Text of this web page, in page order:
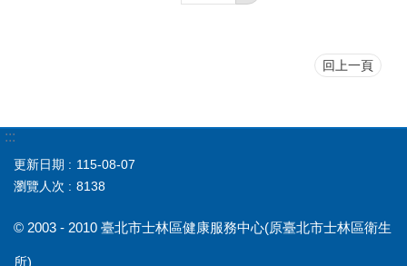
回上一頁
:::
更新日期
115-08-07
瀏覽人次
8138
© 2003 - 2010 臺北市士林區健康服務中心(原臺北市士林區衛生
所)